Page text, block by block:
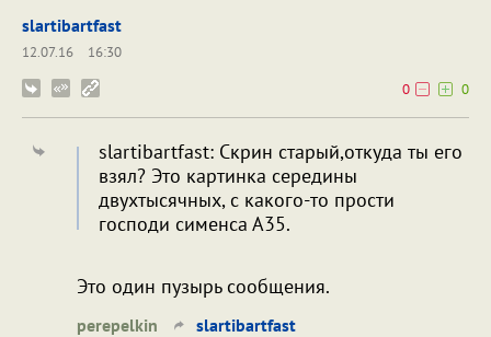
slartibartfast
12.07.16
16:30
0
0
slartibartfast: Скрин старый,откуда ты его
взял? Это картинка середины
двухтысячных, с какого-то прости
господи сименса А35.
Это один пузырь сообщения.
perepelkin slartibartfast